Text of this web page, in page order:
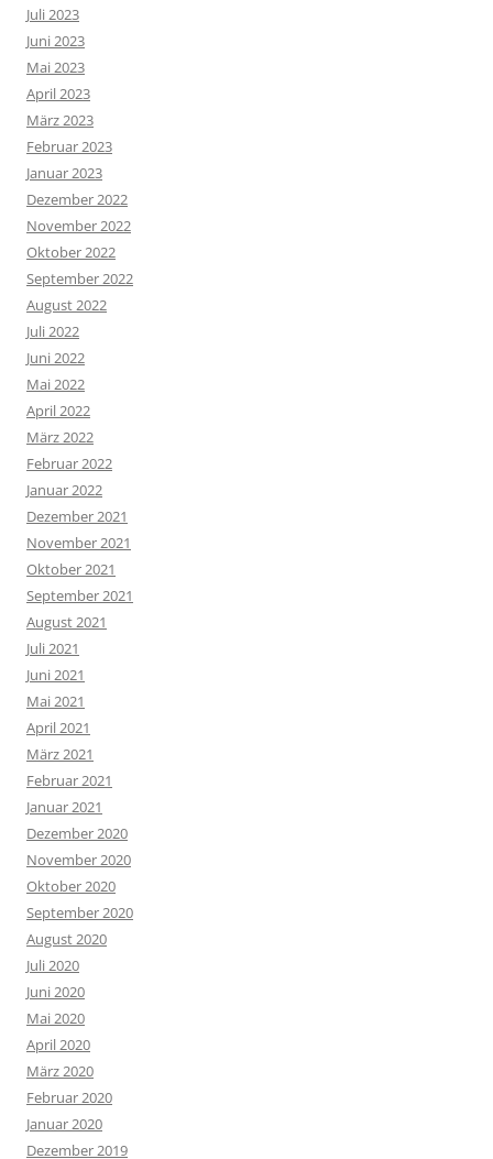
Juli 2023
Juni 2023
Mai 2023
April 2023
März 2023
Februar 2023
Januar 2023
Dezember 2022
November 2022
Oktober 2022
September 2022
August 2022
Juli 2022
Juni 2022
Mai 2022
April 2022
März 2022
Februar 2022
Januar 2022
Dezember 2021
November 2021
Oktober 2021
September 2021
August 2021
Juli 2021
Juni 2021
Mai 2021
April 2021
März 2021
Februar 2021
Januar 2021
Dezember 2020
November 2020
Oktober 2020
September 2020
August 2020
Juli 2020
Juni 2020
Mai 2020
April 2020
März 2020
Februar 2020
Januar 2020
Dezember 2019